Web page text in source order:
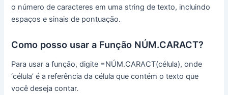
o número de caracteres em uma string de texto, incluindo
espaços e sinais de pontuação.
Como posso usar a Função NÚM.CARACT?
Para usar a função, digite =NÚM.CARACT(célula), onde
‘célula’ é a referência da célula que contém o texto que
você deseja contar.